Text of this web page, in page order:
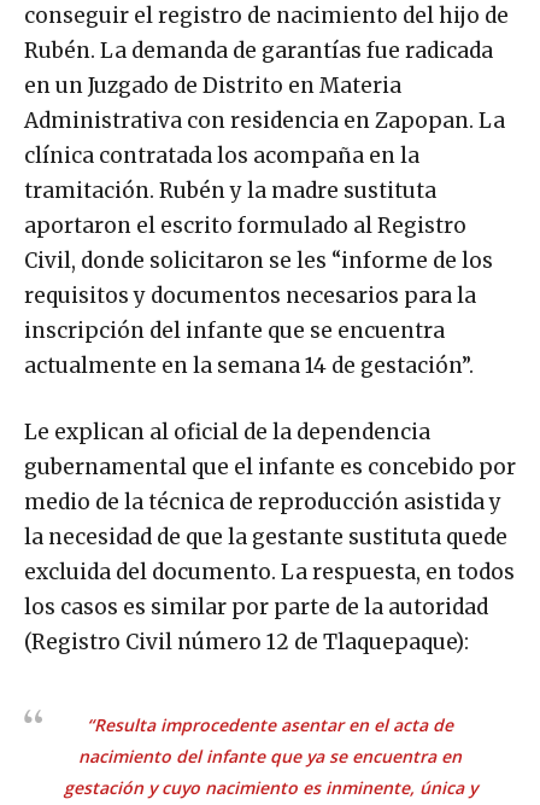
conseguir el registro de nacimiento del hijo de
Rubén. La demanda de garantías fue radicada
en un Juzgado de Distrito en Materia
Administrativa con residencia en Zapopan. La
clínica contratada los acompaña en la
tramitación. Rubén y la madre sustituta
aportaron el escrito formulado al Registro
Civil, donde solicitaron se les “informe de los
requisitos y documentos necesarios para la
inscripción del infante que se encuentra
actualmente en la semana 14 de gestación”.
Le explican al oficial de la dependencia
gubernamental que el infante es concebido por
medio de la técnica de reproducción asistida y
la necesidad de que la gestante sustituta quede
excluida del documento. La respuesta, en todos
los casos es similar por parte de la autoridad
(Registro Civil número 12 de Tlaquepaque):
“Resulta improcedente asentar en el acta de
nacimiento del infante que ya se encuentra en
gestación y cuyo nacimiento es inminente, única y